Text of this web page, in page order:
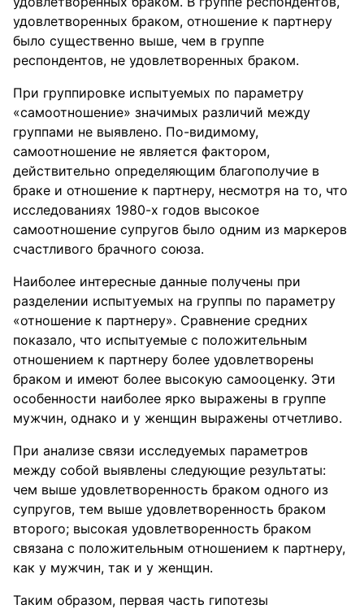
удовлетворенных браком, отношение к партнеру
было существенно выше, чем в группе
респондентов, не удовлетворенных браком.
При группировке испытуемых по параметру
«самоотношение» значимых различий между
группами не выявлено. По-видимому,
самоотношение не является фактором,
действительно определяющим благополучие в
браке и отношение к партнеру, несмотря на то, что
исследованиях 1980-х годов высокое
самоотношение супругов было одним из маркеров
счастливого брачного союза.
Наиболее интересные данные получены при
разделении испытуемых на группы по параметру
«отношение к партнеру». Сравнение средних
показало, что испытуемые с положительным
отношением к партнеру более удовлетворены
браком и имеют более высокую самооценку. Эти
особенности наиболее ярко выражены в группе
мужчин, однако и у женщин выражены отчетливо.
При анализе связи исследуемых параметров
между собой выявлены следующие результаты:
чем выше удовлетворенность браком одного из
супругов, тем выше удовлетворенность браком
второго; высокая удовлетворенность браком
связана с положительным отношением к партнеру,
как у мужчин, так и у женщин.
Таким образом, первая часть гипотезы